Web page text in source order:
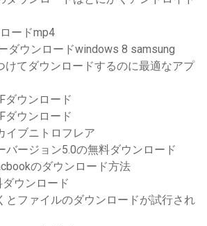
ードmp4
ダウンロードwindows 8 samsung
けてダウンロードするのに最適なアプ
ダウンロード
ダウンロード
イブニトロフレア
バージョン5.0の無料ダウンロード
のダウンロード方法
ウンロード
とファイルのダウンロードが試行され